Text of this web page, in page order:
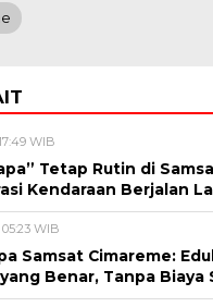
WIB
Tetap Rutin di
Kendaraan Berjalan
WIB
Samsat Cimareme:
Benar, Tanpa Biaya